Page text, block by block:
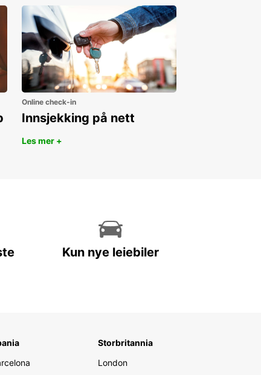
Online check-in
Innsjekking på nett
Les mer +
Kun nye leiebiler
Storbritannia
London